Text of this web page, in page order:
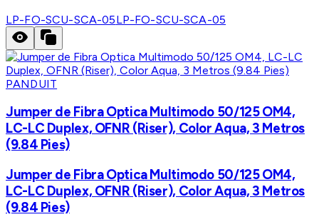
LP-FO-SCU-SCA-05LP-FO-SCU-SCA-05
PANDUIT
Jumper de Fibra Optica Multimodo 50/125 OM4,
LC-LC Duplex, OFNR (Riser), Color Aqua, 3 Metros
(9.84 Pies)
Jumper de Fibra Optica Multimodo 50/125 OM4,
LC-LC Duplex, OFNR (Riser), Color Aqua, 3 Metros
(9.84 Pies)